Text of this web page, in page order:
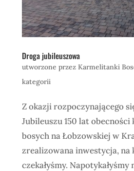
Droga jubileuszowa
utworzone przez Karmelitanki
kategorii
Z okazji rozpoczynającego
Jubileuszu 150 lat
bosych na Łobzowskiej w
zrealizowana inwestycja, na
czekałyśmy. Napotykałyśmy